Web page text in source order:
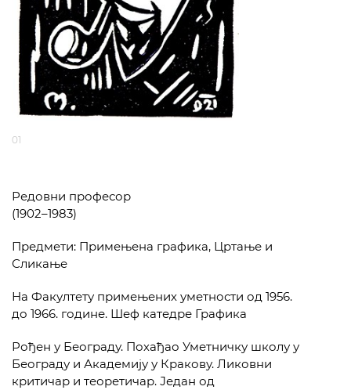
01
Редовни професор
(1902–1983)
Предмети: Примењена графика, Цртање и
Сликање
На Факултету примењених уметности од 1956.
до 1966. године. Шеф катедре Графика
Рођен у Београду. Похађао Уметничку школу у
Београду и Академију у Кракову. Ликовни
критичар и теоретичар. Један од